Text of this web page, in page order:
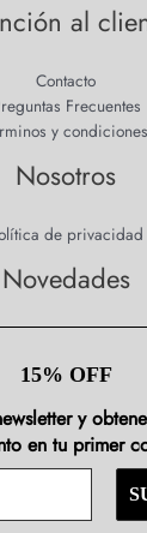
al
Contacto
Frecuentes
y condiciones
Nosotros
de privacidad
Novedades
15% OFF
y
en tu primer